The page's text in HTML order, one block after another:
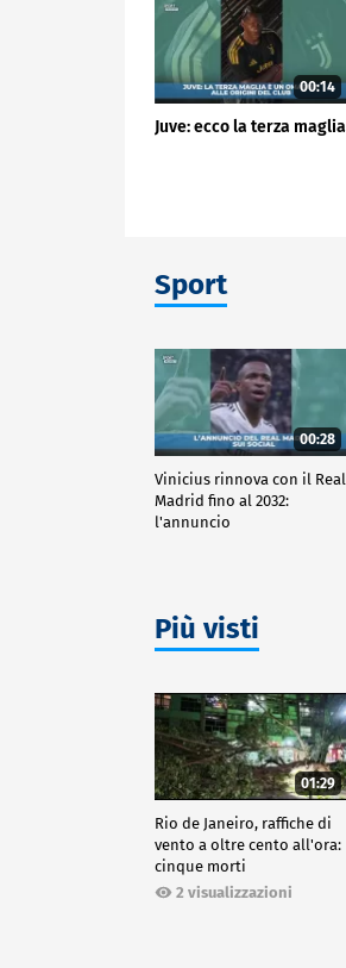
00:14
Juve: ecco la terza maglia
Sport
00:28
Vinicius rinnova con il Real
Madrid fino al 2032:
l'annuncio
Più visti
01:29
Rio de Janeiro, raffiche di
vento a oltre cento all'ora:
cinque morti
2 visualizzazioni